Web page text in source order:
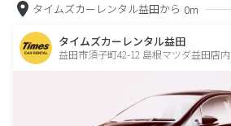
タイムズカーレンタル益田から 0m
タイムズカーレンタル益田
益田市須子町42-12 島根マツダ益田店内